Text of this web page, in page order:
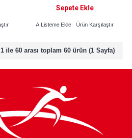
Sepete Ekle
A.Listeme Ekle Ürün Karşılaştır
1 ile 60 arası toplam 60 ürün (1 Sayfa)